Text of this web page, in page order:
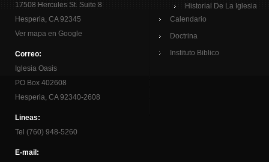
17508 Hercules St. Suite 8
Hesperia, CA 92345
Ver mapa en Google
Correo:
Iglesia Oasis
PO Box 402608
Hesperia, CA 92340-2608
Lineas:
Tel (760) 948-5260
E-mail:
Historial De La Iglesia
Calendario
Doctrina
Instituto Biblico